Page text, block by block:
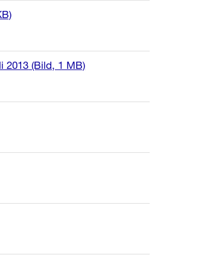
2013 (Bild, 1 MB)